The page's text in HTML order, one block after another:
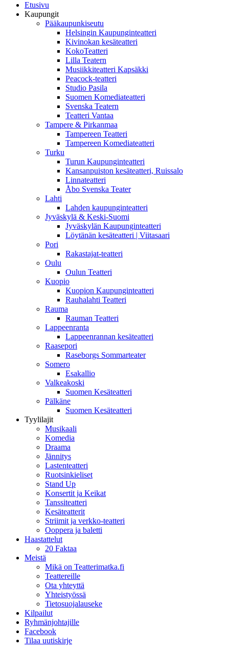
Etusivu
Kaupungit
Pääkaupunkiseutu
Helsingin Kaupunginteatteri
Kivinokan kesäteatteri
KokoTeatteri
Lilla Teatern
Musiikkiteatteri Kapsäkki
Peacock-teatteri
Studio Pasila
Suomen Komediateatteri
Svenska Teatern
Teatteri Vantaa
Tampere & Pirkanmaa
Tampereen Teatteri
Tampereen Komediateatteri
Turku
Turun Kaupunginteatteri
Kansanpuiston kesäteatteri, Ruissalo
Linnateatteri
Åbo Svenska Teater
Lahti
Lahden kaupunginteatteri
Jyväskylä & Keski-Suomi
Jyväskylän Kaupunginteatteri
Löytänän kesäteatteri | Viitasaari
Pori
Rakastajat-teatteri
Oulu
Oulun Teatteri
Kuopio
Kuopion Kaupunginteatteri
Rauhalahti Teatteri
Rauma
Rauman Teatteri
Lappeenranta
Lappeenrannan kesäteatteri
Raasepori
Raseborgs Sommarteater
Somero
Esakallio
Valkeakoski
Suomen Kesäteatteri
Pälkäne
Suomen Kesäteatteri
Tyylilajit
Musikaali
Komedia
Draama
Jännitys
Lastenteatteri
Ruotsinkieliset
Stand Up
Konsertit ja Keikat
Tanssiteatteri
Kesäteatterit
Striimit ja verkko-teatteri
Ooppera ja baletti
Haastattelut
20 Faktaa
Meistä
Mikä on Teatterimatka.fi
Teattereille
Ota yhteyttä
Yhteistyössä
Tietosuojalauseke
Kilpailut
Ryhmänjohtajille
Facebook
Tilaa uutiskirje